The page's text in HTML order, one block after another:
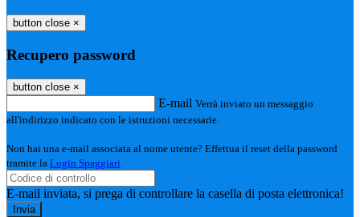
button close ×
Recupero password
button close ×
E-mail Verrà inviato un messaggio
all'indirizzo indicato con le istruzioni necessarie.
Non hai una e-mail associata al nome utente? Effettua il reset della password
tramite la Login Spaggiari
E-mail inviata, si prega di controllare la casella di posta elettronica!